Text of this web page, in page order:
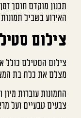
תכנון מוקדם חוסך
האירוע בשביל
צילום
צילום הסטילס כולל
מצלם את כלת בת
התמונות עוברות
צבעים טבעיים ועל